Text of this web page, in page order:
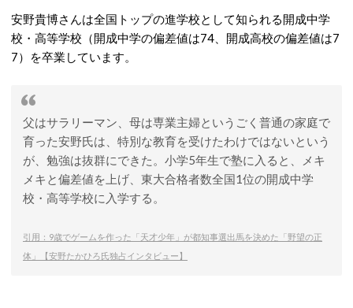
安野貴博さんは全国トップの進学校として知られる開成中学
校・高等学校（開成中学の偏差値は74、開成高校の偏差値は7
7）を卒業しています。
父はサラリーマン、母は専業主婦というごく普通の家庭で
育った安野氏は、特別な教育を受けたわけではないという
が、勉強は抜群にできた。小学5年生で塾に入ると、メキ
メキと偏差値を上げ、東大合格者数全国1位の開成中学
校・高等学校に入学する。
引用：9歳でゲームを作った「天才少年」が都知事選出馬を決めた「野望の正
体」【安野たかひろ氏独占インタビュー】